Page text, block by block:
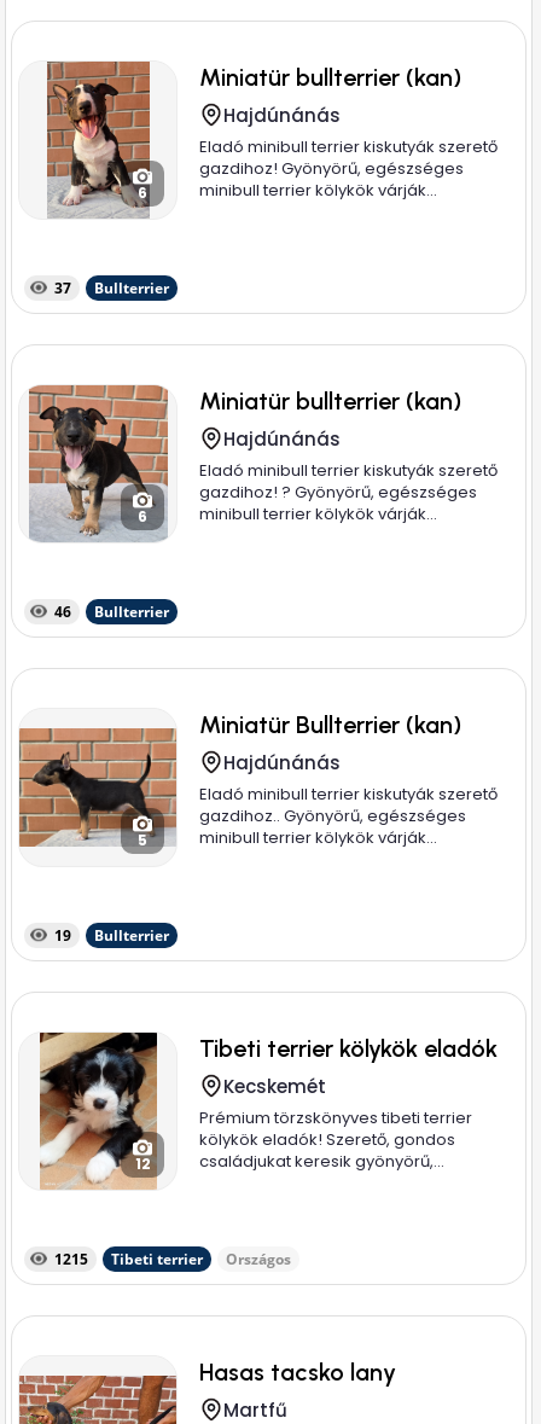
6
Miniatür bullterrier (kan)
Hajdúnánás
Eladó minibull terrier kiskutyák szerető
gazdihoz! Gyönyörű, egészséges
minibull terrier kölykök várják...
37 Bullterrier
6
Miniatür bullterrier (kan)
Hajdúnánás
Eladó minibull terrier kiskutyák szerető
gazdihoz! ? Gyönyörű, egészséges
minibull terrier kölykök várják...
46 Bullterrier
5
Miniatür Bullterrier (kan)
Hajdúnánás
Eladó minibull terrier kiskutyák szerető
gazdihoz.. Gyönyörű, egészséges
minibull terrier kölykök várják...
19 Bullterrier
12
Tibeti terrier kölykök eladók
Kecskemét
Prémium törzskönyves tibeti terrier
kölykök eladók! Szerető, gondos
családjukat keresik gyönyörű,...
1215 Tibeti terrier Országos
Hasas tacsko lany
Martfű